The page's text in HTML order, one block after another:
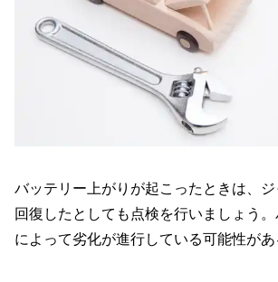
バッテリー上がりが起こったときは、
回復したとしても点検を行いましょう
によって劣化が進行している可能性があ